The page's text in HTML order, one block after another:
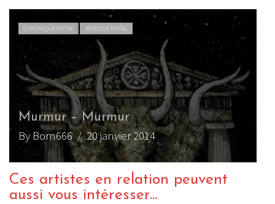
CHRONIQUE METAL WEBZINE METAL
Murmur – Murmur
By Born666/ 20 janvier 2014
Ces artistes en relation peuvent
aussi vous intéresser...